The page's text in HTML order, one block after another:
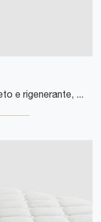
Se vuoi assicurarti un sonno completo e rigenerante, scopri i Materassi a molle insacchettate singoli come il modello Flexy Manifattura Falomo.